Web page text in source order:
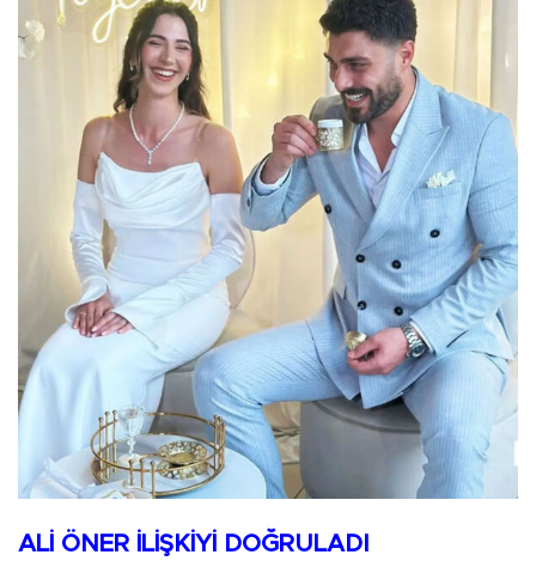
ALİ ÖNER İLİŞKİYİ DOĞRULADI